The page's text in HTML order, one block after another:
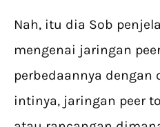
Nah, itu dia Sob
mengenai jaringan
perbedaannya dengan
intinya, jaringan peer